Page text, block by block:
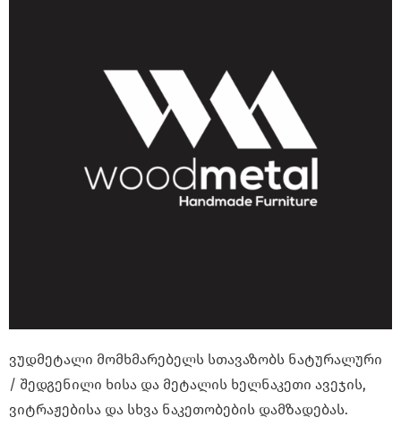
ვუდმეტალი მომხმარებელს სთავაზობს ნატურალური
/ შედგენილი ხისა და მეტალის ხელნაკეთი ავეჯის,
ვიტრაჟებისა და სხვა ნაკეთობების დამზადებას.